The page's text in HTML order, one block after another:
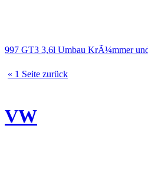
997 GT3 3,6l Umbau KrÃ¼mmer
« 1 Seite zurück
VW